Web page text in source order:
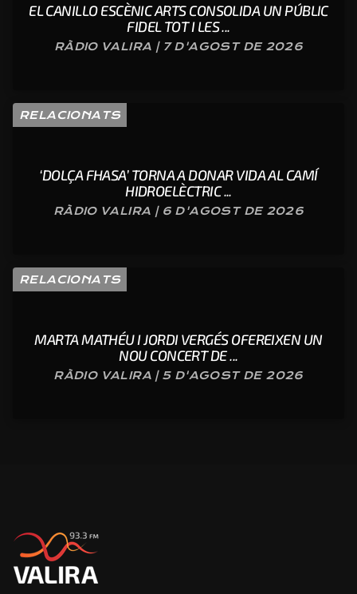
EL CANILLO ESCÈNIC ARTS CONSOLIDA UN PÚBLIC
FIDEL TOT I LES ...
RÀDIO VALIRA | 7 D'AGOST DE 2026
RELACIONATS
‘DOLÇA FHASA’ TORNA A DONAR VIDA AL CAMÍ
HIDROELÈCTRIC ...
RÀDIO VALIRA | 6 D'AGOST DE 2026
RELACIONATS
MARTA MATHÉU I JORDI VERGÉS OFEREIXEN UN
NOU CONCERT DE ...
RÀDIO VALIRA | 5 D'AGOST DE 2026